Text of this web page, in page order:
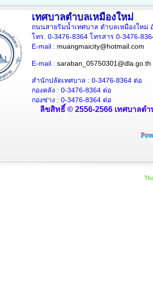
เทศบาลตำบลเหมืองใหม่
ถนนสายริมน้ำเทศบาล ตำบลเหมืองใหม่
โทร. 0-3476-8364 โทรสาร 0-3476-
E-mail : muangmaicity@hotmail.com
E-mail : saraban_05750301@dla.go.th
สำนักปลัดเทศบาล : 0-3476-8364 ต่อ
กองคลัง : 0-3476-8364 ต่อ
กองช่าง : 0-3476-8364 ต่อ
ลิขสิทธิ์ © 2556-2566 เทศบาลต